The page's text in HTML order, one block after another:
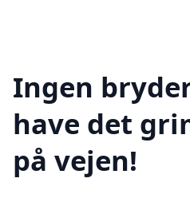
Ingen
have det
på vejen!